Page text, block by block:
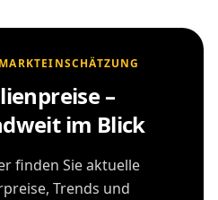
–
im Blick
finden Sie aktuelle
Trends und